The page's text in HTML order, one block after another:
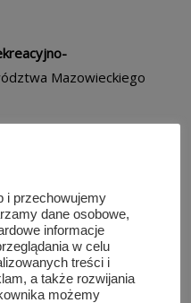
Mazowieckiego
Ochrony
zł z budżetu
wraz z
150 000 zł.
i przechowujemy
dane osobowe,
informacje
w celu
treści i
a także rozwijania
możemy